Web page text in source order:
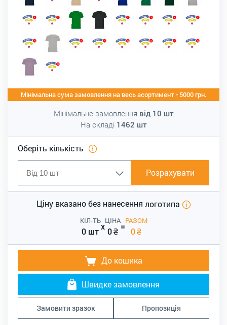
Мінімальна сума замовлення на весь асортимент - 5000 грн.
Мінімальне замовлення від 10 шт
На складі 1462 шт
Оберіть кількість
Розрахувати
Ціну вказано без нанесення логотипа
КІЛ-ТЬ
0 штx
ЦІНА
0₴ =
РАЗОМ
0₴
До кошика
Швидке замовлення
Замовити зразок Пропозиція